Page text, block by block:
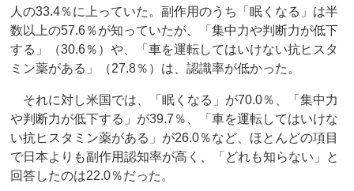
人の33.4％に上っていた。副作用のうち「眠くなる」は半
数以上の57.6％が知っていたが、「集中力や判断力が低下
する」（30.6％）や、「車を運転してはいけない抗ヒスタ
ミン薬がある」（27.8％）は、認識率が低かった。
それに対し米国では、「眠くなる」が70.0％、「集中力
や判断力が低下する」が39.7％、「車を運転してはいけな
い抗ヒスタミン薬がある」が26.0％など、ほとんどの項目
で日本よりも副作用認知率が高く、「どれも知らない」と
回答したのは22.0％だった。